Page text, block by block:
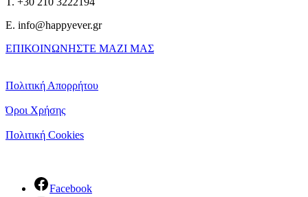
E. info@happyever.gr
ΕΠΙΚΟΙΝΩΝΗΣΤΕ ΜΑΖΙ ΜΑΣ
Πολιτική Απορρήτου
Όροι Χρήσης
Πολιτική Cookies
Facebook